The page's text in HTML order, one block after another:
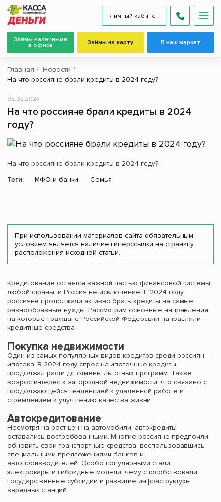
Личный кабинет
Займы наличными
в офисе
Займы на карту В наш маркет
Главная
Новости
На что россияне брали кредиты в 2024 году?
На что россияне брали кредиты в 2024
году?
05.02.2025
На что россияне брали кредиты в 2024 году?
Теги:
МФО и банки Семья
При использовании материалов сайта обязательным
условием является наличие гиперссылки на страницу
расположения исходной статьи.
Кредитование остается важной частью финансовой системы
любой страны, и Россия не исключение. В 2024 году
россияне продолжали активно брать кредиты на самые
разнообразные нужды. Рассмотрим основные направления,
на которые граждане Российской Федерации направляли
кредитные средства.
Покупка недвижимости
Один из самых популярных видов кредитов среди россиян —
ипотека. В 2024 году спрос на ипотечные кредиты
продолжал расти до отмены льготных программ. Также
возрос интерес к загородной недвижимости, что связано с
продолжающейся тенденцией к удаленной работе и
стремлением к улучшению качества жизни.
Автокредитование
Несмотря на рост цен на автомобили, автокредиты
оставались востребованными. Многие россияне предпочли
обновить свои транспортные средства, воспользовавшись
специальными предложениями банков и
автопроизводителей. Особо популярными стали
электрокары и гибридные модели, чему способствовали
государственные субсидии и развитие инфраструктуры
зарядных станций.